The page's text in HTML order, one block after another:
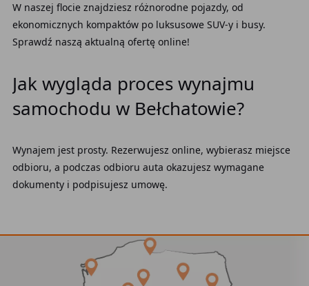
W naszej flocie znajdziesz różnorodne pojazdy, od
ekonomicznych kompaktów po luksusowe SUV-y i busy.
Sprawdź naszą aktualną ofertę online!
Jak wygląda proces wynajmu
samochodu w Bełchatowie?
Wynajem jest prosty. Rezerwujesz online, wybierasz miejsce
odbioru, a podczas odbioru auta okazujesz wymagane
dokumenty i podpisujesz umowę.